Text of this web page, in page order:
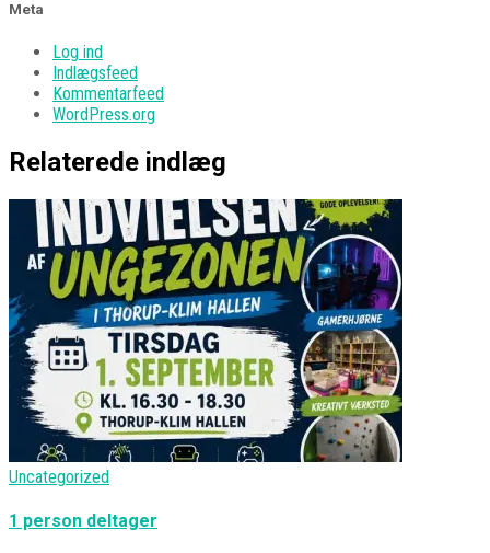
Meta
Log ind
Indlægsfeed
Kommentarfeed
WordPress.org
Relaterede indlæg
Uncategorized
1 person deltager